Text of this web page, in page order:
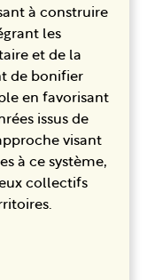
à construire
les
et de la
de bonifier
en favorisant
issus de
visant
à ce système,
collectifs